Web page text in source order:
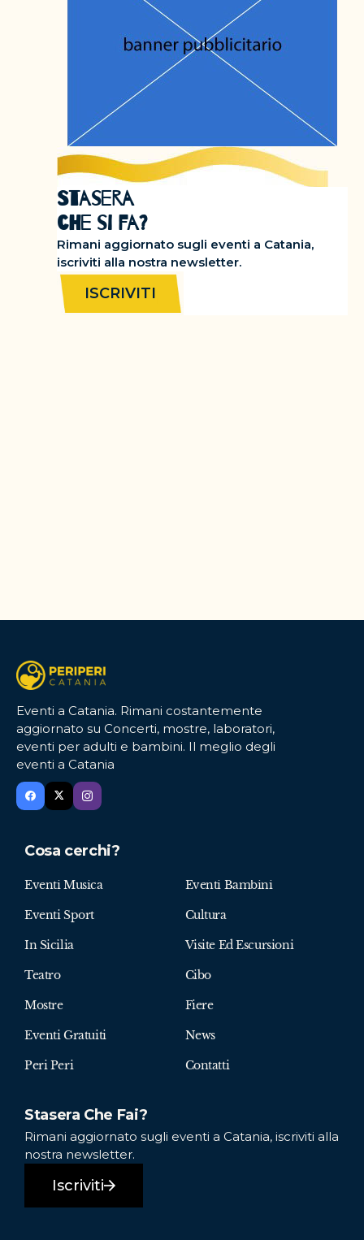
Stasera
che si fa?
Rimani aggiornato sugli eventi a Catania,
iscriviti alla nostra newsletter.
ISCRIVITI
Eventi a Catania. Rimani costantemente
aggiornato su Concerti, mostre, laboratori,
eventi per adulti e bambini. Il meglio degli
eventi a Catania
Cosa cerchi?
Eventi Musica Eventi Bambini
Eventi Sport Cultura
In Sicilia Visite Ed Escursioni
Teatro Cibo
Mostre Fiere
Eventi Gratuiti News
Peri Peri Contatti
Stasera Che Fai?
Rimani aggiornato sugli eventi a Catania, iscriviti alla
nostra newsletter.
Iscriviti